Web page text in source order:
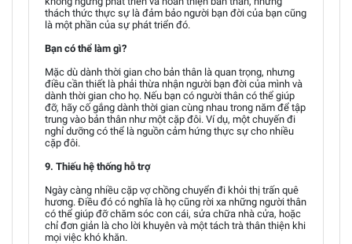
thách thức thực sự là đảm bảo người bạn đời của bạn cũng
là một phần của sự phát triển đó.
Bạn có thể làm gì?
Mặc dù dành thời gian cho bản thân là quan trọng, nhưng
điều cần thiết là phải thừa nhận người bạn đời của mình và
dành thời gian cho họ. Nếu bạn có người thân có thể giúp
đỡ, hãy cố gắng dành thời gian cùng nhau trong năm để tập
trung vào bản thân như một cặp đôi. Ví dụ, một chuyến đi
nghỉ dưỡng có thể là nguồn cảm hứng thực sự cho nhiều
cặp đôi.
9. Thiếu hệ thống hỗ trợ
Ngày càng nhiều cặp vợ chồng chuyển đi khỏi thị trấn quê
hương. Điều đó có nghĩa là họ cũng rời xa những người thân
có thể giúp đỡ chăm sóc con cái, sửa chữa nhà cửa, hoặc
chỉ đơn giản là cho lời khuyên và một tách trà thân thiện khi
mọi việc khó khăn.